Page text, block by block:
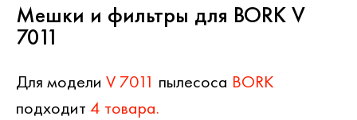
Мешки и фильтры для BORK V
7011
Для модели V 7011 пылесоса BORK
подходит 4 товара.